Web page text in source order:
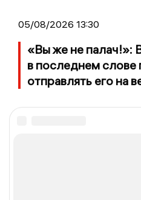
05/08/2026 13:30
«Вы же не палач!»:
в последнем слове
отправлять его на